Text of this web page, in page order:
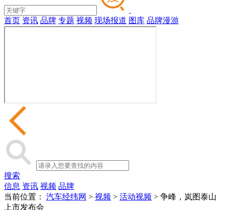
首页 资讯 品牌 专题 视频 现场报道 图库 品牌漫游
搜索
信息 资讯 视频 品牌
当前位置： 汽车经纬网 > 视频 > 活动视频 > 争峰，岚图泰山
上市发布会